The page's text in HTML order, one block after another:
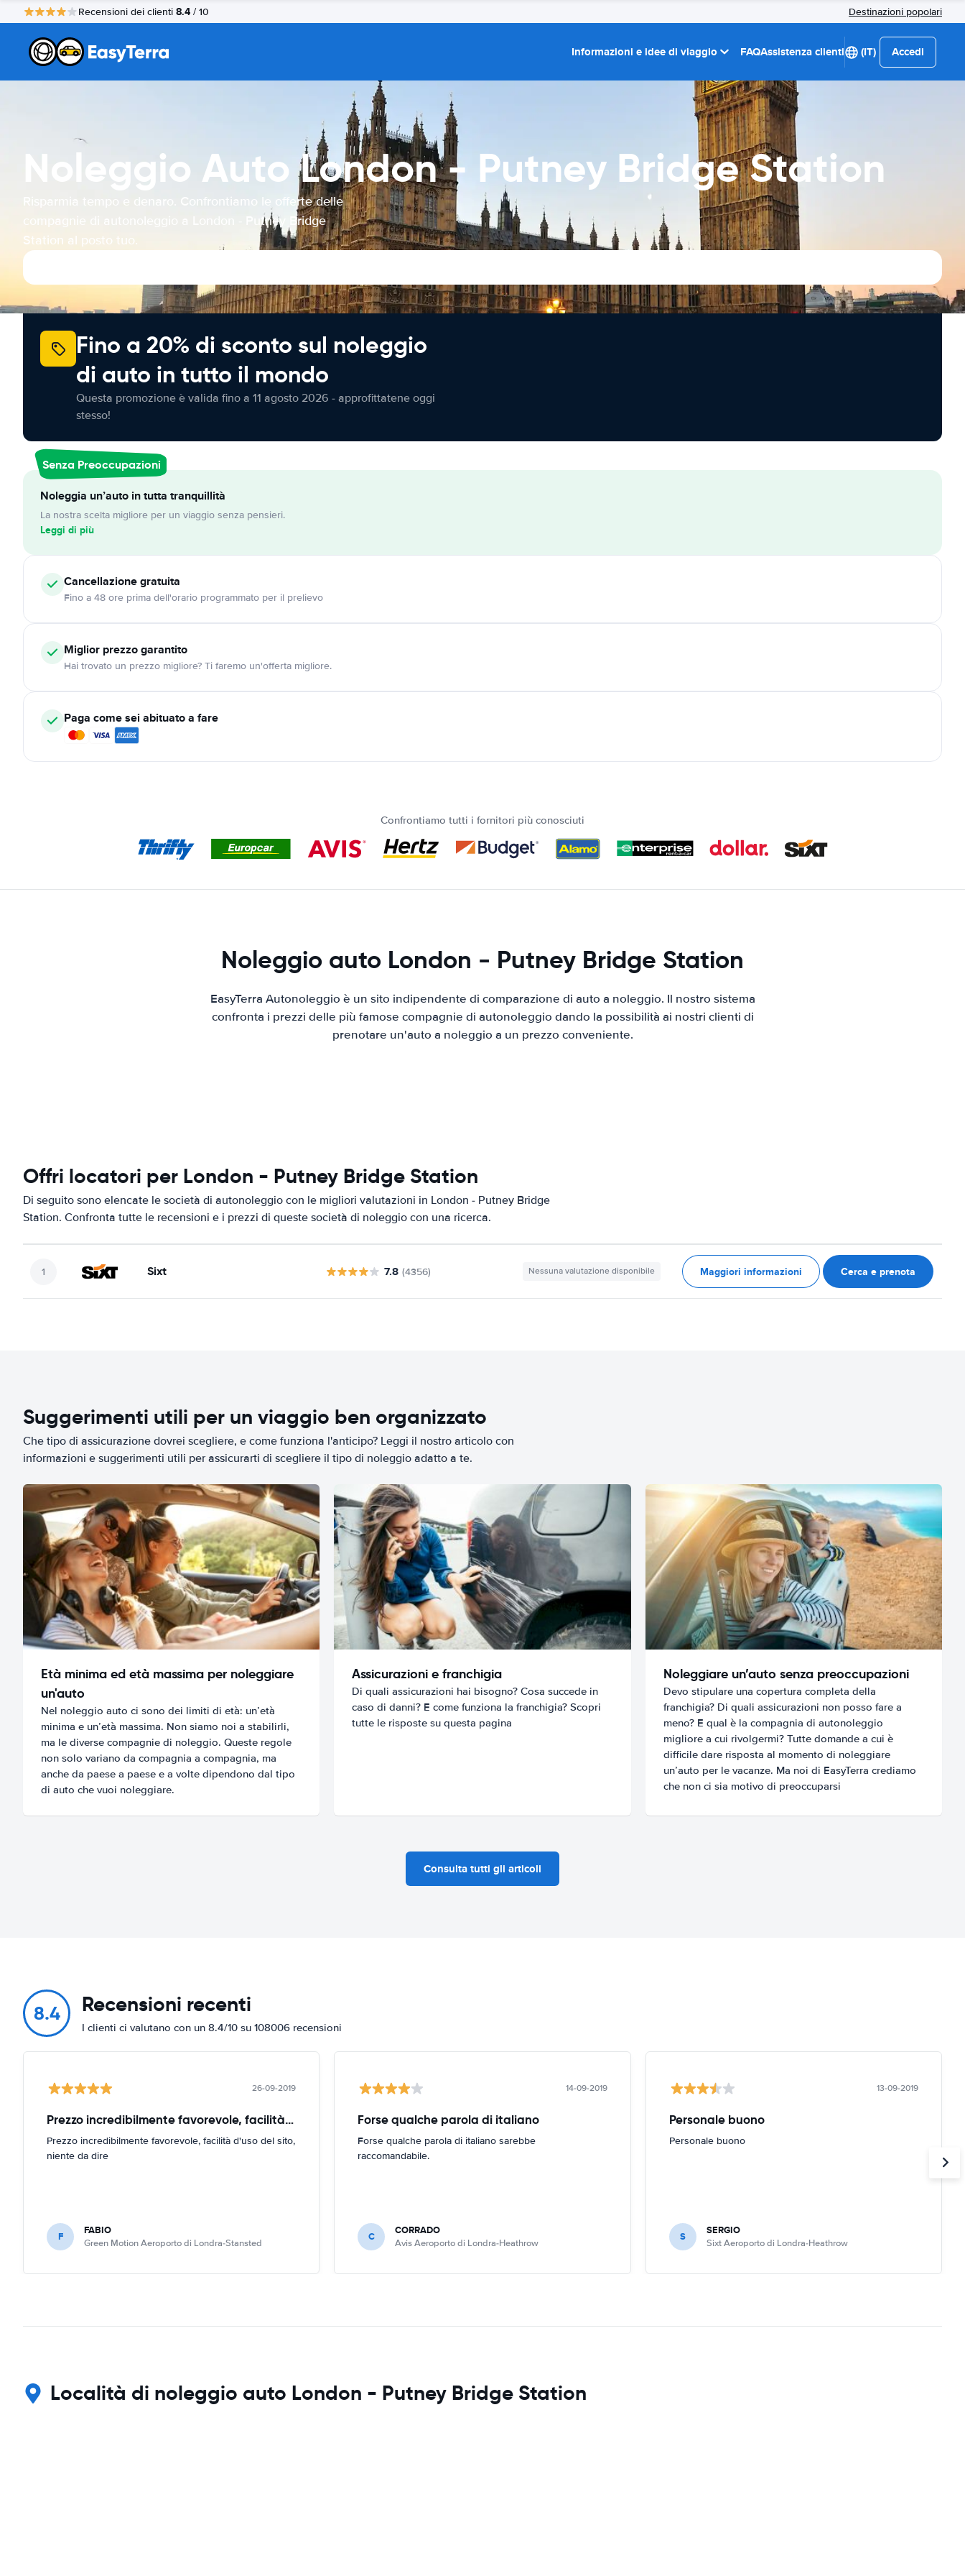
Recensioni dei clienti 8.4 / 10 Destinazioni popolari
Informazioni e idee di viaggio FAQAssistenza clienti (IT) Accedi
Noleggio Auto London - Putney Bridge Station
Risparmia tempo e denaro. Confrontiamo le offerte delle
compagnie di autonoleggio a London - Putney Bridge
Station al posto tuo.
Fino a 20% di sconto sul noleggio
di auto in tutto il mondo
Questa promozione è valida fino a 11 agosto 2026 - approfittatene oggi
stesso!
Senza Preoccupazioni
Noleggia un’auto in tutta tranquillità
La nostra scelta migliore per un viaggio senza pensieri.
Leggi di più
Cancellazionegratuita
Fino a 48 ore prima dell'orario programmato per il prelievo
Miglior prezzo garantito
Hai trovato un prezzo migliore? Ti faremo un'offerta migliore.
Paga come sei abituato a fare
Confrontiamo tutti i fornitori più conosciuti
Noleggio auto London - Putney Bridge Station
EasyTerra Autonoleggio è un sito indipendente di comparazione di auto a noleggio. Il nostro sistema
confronta i prezzi delle più famose compagnie di autonoleggio dando la possibilità ai nostri clienti di
prenotare un'auto a noleggio a un prezzo conveniente.
Offri locatori per London - Putney Bridge Station
Di seguito sono elencate le società di autonoleggio con le migliori valutazioni in London - Putney Bridge
Station. Confronta tutte le recensioni e i prezzi di queste società di noleggio con una ricerca.
Sixt 7.8 (4356) Nessuna valutazione disponibile Maggiori informazioni Cerca e prenota
Suggerimenti utili per un viaggio ben organizzato
Che tipo di assicurazione dovrei scegliere, e come funziona l'anticipo? Leggi il nostro articolo con
informazioni e suggerimenti utili per assicurarti di scegliere il tipo di noleggio adatto a te.
Età minima ed età massima per noleggiare
un'auto
Nel noleggio auto ci sono dei limiti di età: un’età
minima e un’età massima. Non siamo noi a stabilirli,
ma le diverse compagnie di noleggio. Queste regole
non solo variano da compagnia a compagnia, ma
anche da paese a paese e a volte dipendono dal tipo
di auto che vuoi noleggiare.
Assicurazioni e franchigia
Di quali assicurazioni hai bisogno? Cosa succede in
caso di danni? E come funziona la franchigia? Scopri
tutte le risposte su questa pagina
Noleggiare un’auto senza preoccupazioni
Devo stipulare una copertura completa della
franchigia? Di quali assicurazioni non posso fare a
meno? E qual è la compagnia di autonoleggio
migliore a cui rivolgermi? Tutte domande a cui è
difficile dare risposta al momento di noleggiare
un’auto per le vacanze. Ma noi di EasyTerra crediamo
che non ci sia motivo di preoccuparsi
Consulta tutti gli articoli
8.4 Recensioni recenti
I clienti ci valutano con un 8.4/10 su 108006 recensioni
26-09-2019
Prezzo incredibilmente favorevole, facilità d'uso
Prezzo incredibilmente favorevole, facilità d'uso del sito,
niente da dire
F FABIO
Green Motion Aeroporto di Londra-Stansted
14-09-2019
Forse qualche parola di italiano
Forse qualche parola di italiano sarebbe
raccomandabile.
C CORRADO
Avis Aeroporto di Londra-Heathrow
13-09-2019
Personale buono
Personale buono
S SERGIO
Sixt Aeroporto di Londra-Heathrow
Località di noleggio auto London - Putney Bridge Station